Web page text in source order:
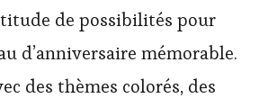
de possibilités pour
d’anniversaire mémorable.
des thèmes colorés, des